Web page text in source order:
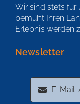
Wir sind stets für
bemüht Ihren
Erlebnis werden
Newsletter